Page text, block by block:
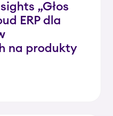
„Głos
ERP dla
na produkty